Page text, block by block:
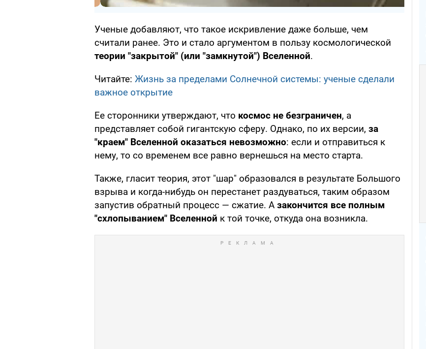
Ученые добавляют, что такое искривление даже больше, чем
считали ранее. Это и стало аргументом в пользу космологической
теории "закрытой" (или "замкнутой") Вселенной.
Читайте: Жизнь за пределами Солнечной системы: ученые сделали
важное открытие
Ее сторонники утверждают, что космос не безграничен, а
представляет собой гигантскую сферу. Однако, по их версии, за
"краем" Вселенной оказаться невозможно: если и отправиться к
нему, то со временем все равно вернешься на место старта.
Также, гласит теория, этот "шар" образовался в результате Большого
взрыва и когда-нибудь он перестанет раздуваться, таким образом
запустив обратный процесс — сжатие. А закончится все полным
"схлопыванием" Вселенной к той точке, откуда она возникла.